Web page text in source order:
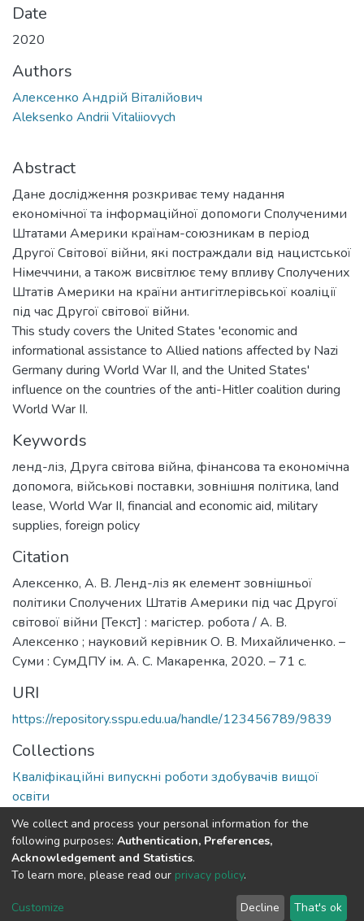
Date
2020
Authors
Алексенко Андрій Віталійович
Aleksenko Andrii Vitaliiovych
Abstract
Дане дослідження розкриває тему надання
економічної та інформаційної допомоги Сполученими
Штатами Америки країнам-союзникам в період
Другої Світової війни, які постраждали від нацистської
Німеччини, а також висвітлює тему впливу Сполучених
Штатів Америки на країни антигітлерівської коаліції
під час Другої світової війни.
This study covers the United States 'economic and
informational assistance to Allied nations affected by Nazi
Germany during World War II, and the United States'
influence on the countries of the anti-Hitler coalition during
World War II.
Keywords
ленд-ліз, Друга світова війна, фінансова та економічна
допомога, військові поставки, зовнішня політика, land
lease, World War II, financial and economic aid, military
supplies, foreign policy
Citation
Алексенко, А. В. Ленд-ліз як елемент зовнішньої
політики Сполучених Штатів Америки під час Другої
світової війни [Текст] : магістер. робота / А. В.
Алексенко ; науковий керівник О. В. Михайличенко. –
Суми : СумДПУ ім. А. С. Макаренка, 2020. – 71 с.
URI
https://repository.sspu.edu.ua/handle/123456789/9839
Collections
Кваліфікаційні випускні роботи здобувачів вищої
освіти
Full item page Google Scholar
DSpace software and SSPU named after A.S. Makarenko
LYRASIS
We collect and process your personal information for the
following purposes: Authentication, Preferences,
Acknowledgement and Statistics.
To learn more, please read our privacy policy.
Customize Decline That's ok